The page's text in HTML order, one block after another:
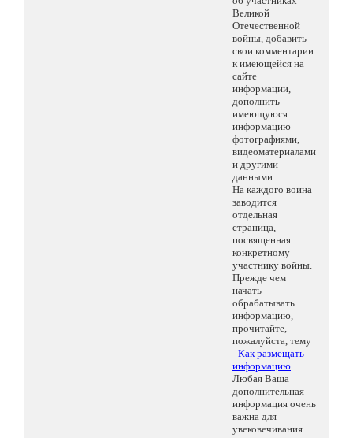
Великой
Отечественной
войны, добавить
свои комментарии
к имеющейся на
сайте
информации,
дополнить
имеющуюся
информацию
фотографиями,
видеоматериалами
и другими
данными.
На каждого воина
заводится
отдельная
страница,
посвященная
конкретному
участнику войны.
Прежде чем
начать
обрабатывать
информацию,
прочитайте,
пожалуйста, тему
- Как размещать
информацию.
Любая Ваша
дополнительная
информация очень
важна для
увековечивания